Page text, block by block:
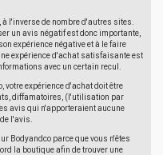
l'inverse de nombre d'autres sites.
un avis négatif est donc importante,
expérience négative et à le faire
expérience d'achat satisfaisante est
avec un certain recul.
expérience d'achat doit être
diffamatoires, (l'utilisation par
avis qui n'apporteraient aucune
l'avis.
Bodyandco parce que vous n'êtes
la boutique afin de trouver une